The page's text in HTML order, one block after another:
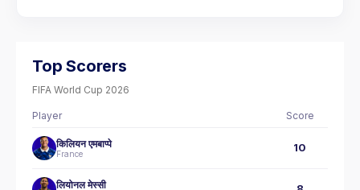
Top Scorers
FIFA World Cup 2026
Player Score
किलियन एमबाप्पे
France 10
लियोनल मेस्सी